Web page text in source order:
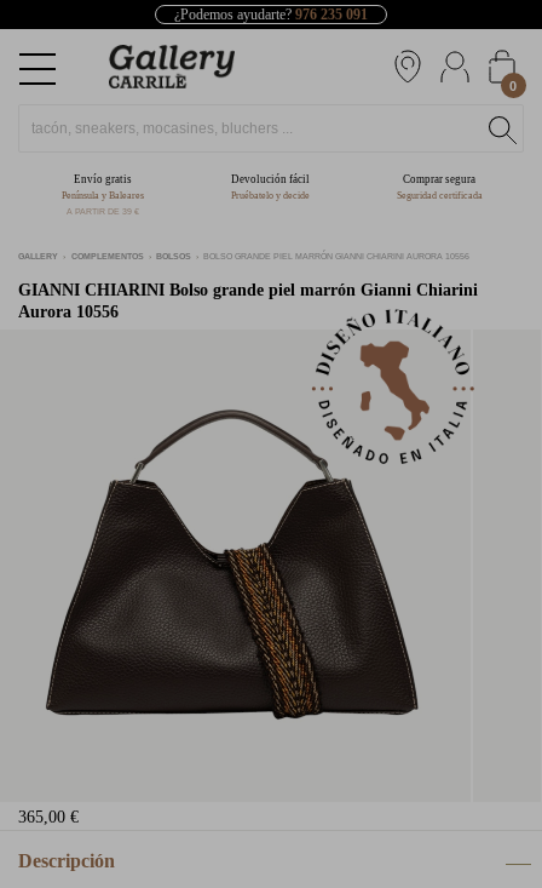
¿Podemos ayudarte? 976 235 091
0
Envío gratis
Península y Baleares
A PARTIR DE 39 €
Devolución fácil
Pruébatelo y decide
Comprar segura
Seguridad certificada
GALLERY COMPLEMENTOS BOLSOS BOLSO GRANDE PIEL MARRÓN GIANNI CHIARINI AURORA 10556
GIANNI CHIARINI Bolso grande piel marrón Gianni Chiarini
Aurora 10556
365,00 €
Descripción